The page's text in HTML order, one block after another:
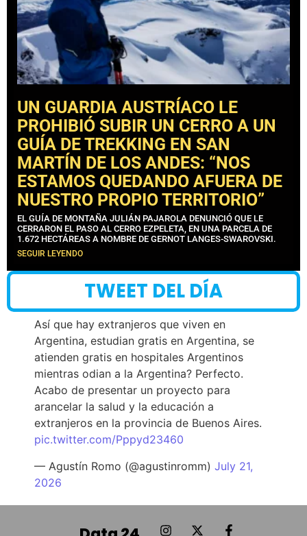
UN GUARDIA AUSTRÍACO LE
PROHIBIÓ SUBIR UN CERRO A UN
GUÍA DE TREKKING EN SAN
MARTÍN DE LOS ANDES: “NOS
ESTAMOS QUEDANDO AFUERA DE
NUESTRO PROPIO TERRITORIO”
EL GUÍA DE MONTAÑA JULIÁN PAJAROLA DENUNCIÓ QUE LE
CERRARON EL PASO AL CERRO EZPELETA, EN UNA PARCELA DE
1.672 HECTÁREAS A NOMBRE DE GERNOT LANGES-SWAROVSKI.
SEGUIR LEYENDO
TWEET DEL DÍA
Así que hay extranjeros que viven en
Argentina, estudian gratis en Argentina, se
atienden gratis en hospitales Argentinos
mientras odian a la Argentina? Perfecto.
Acabo de presentar un proyecto para
arancelar la salud y la educación a
extranjeros en la provincia de Buenos Aires.
pic.twitter.com/Pppyd23460
— Agustín Romo (@agustinromm) July 21,
2026